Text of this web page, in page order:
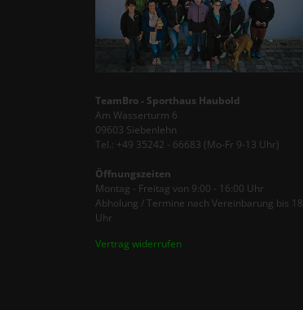
TeamBro - Sporthaus Haubold
Am Wasserturm 6
09603 Siebenlehn
Tel.: +49 35242 - 66683 (Mo-Fr 9-13 Uhr)
Öffnungszeiten
Montag - Freitag von 9:00 - 16:00 Uhr
Abholung / Termine nach Vereinbarung bis 18
Uhr
Vertrag widerrufen